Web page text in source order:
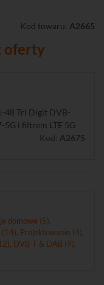
Kod towaru: A2665
oferty
48 Tri Digit DVB-
5G i filtrem LTE 5G
Kod: A2675
domowe (5)
(14) Projektowanie (4)
DVB-T & DAB (9)